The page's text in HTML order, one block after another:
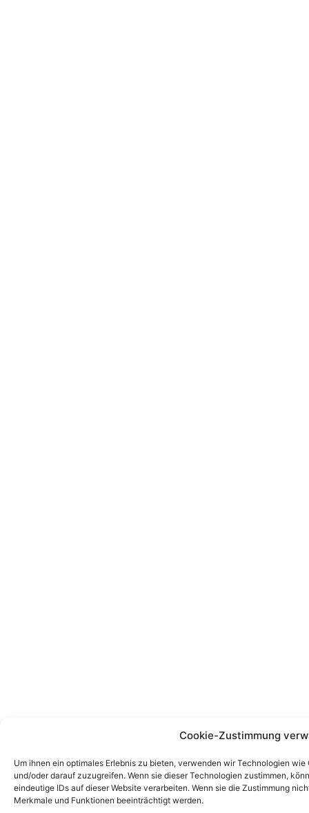
Cookie-Zustimmung
Um ihnen ein optimales Erlebnis zu bieten, verwenden wir Technologien
und/oder darauf zuzugreifen. Wenn sie dieser Technologien zustimmen,
eindeutige IDs auf dieser Website verarbeiten. Wenn sie die Zustimmung
Merkmale und Funktionen beeinträchtigt werden.